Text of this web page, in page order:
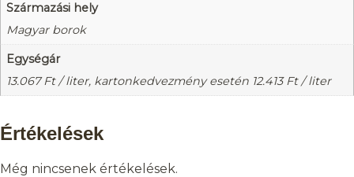
Származási hely
Magyar borok
Egységár
13.067Ft/ liter, kartonkedvezmény esetén 12.413Ft/ liter
Értékelések
Még nincsenek értékelések.